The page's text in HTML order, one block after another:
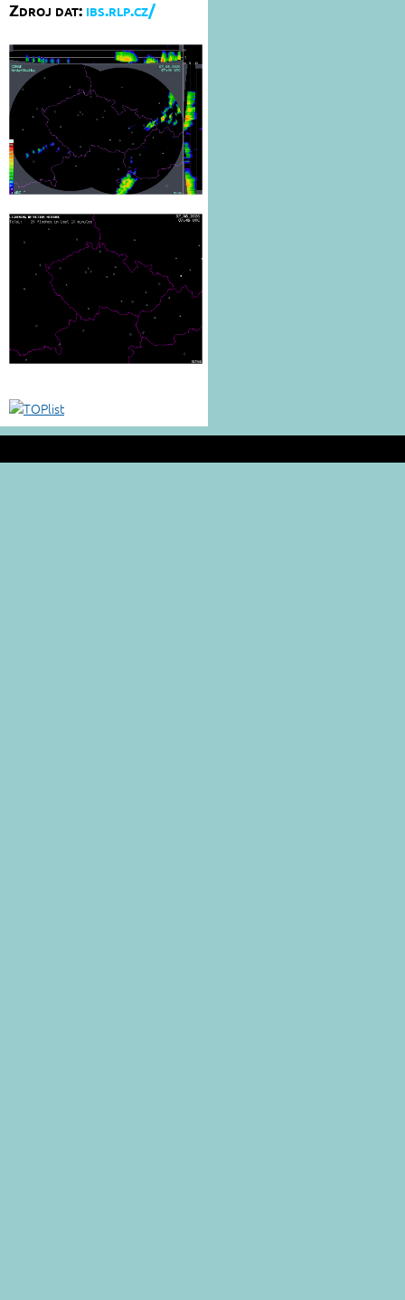
Zdroj dat: ibs.rlp.cz/